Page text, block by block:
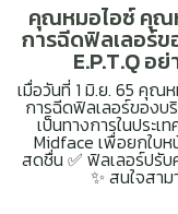
คุณหมอไอซ์ คุณ
การฉีดฟิลเลอร์ข
E.P.T.Q อ
เมื่อวันที่ 1 มิ.ย. 65 คุณ
การฉีดฟิลเลอร์ของบ
เป็นทางการในประ
Midface เพื่อยกใบห
สดชื่น ✅ ฟิลเลอร์ปรับ
✨ สนใจสา